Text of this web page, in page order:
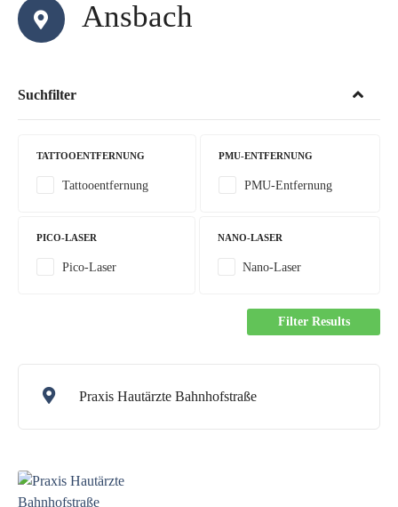
Ansbach
Suchfilter
TATTOOENTFERNUNG
Tattooentfernung
PMU-ENTFERNUNG
PMU-Entfernung
PICO-LASER
Pico-Laser
NANO-LASER
Nano-Laser
Filter Results
Praxis Hautärzte Bahnhofstraße